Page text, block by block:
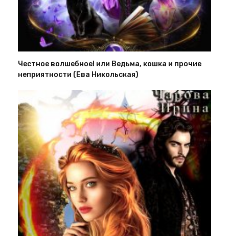
Честное волшебное! или Ведьма, кошка и прочие
неприятности (Ева Никольская)